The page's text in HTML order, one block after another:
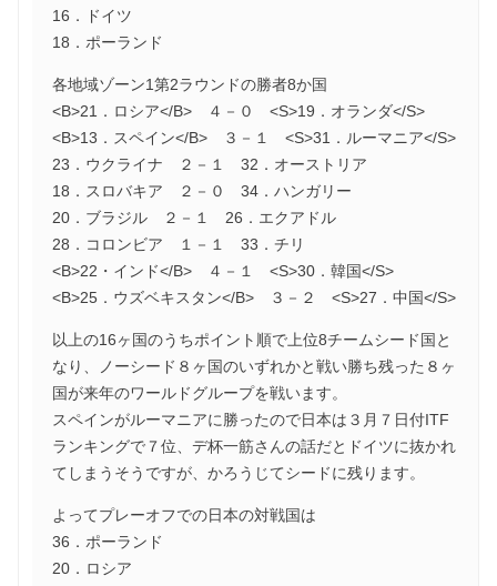
16．ドイツ
18．ポーランド
各地域ゾーン1第2ラウンドの勝者8か国
<B>21．ロシア</B> ４－０ <S>19．オランダ</S>
<B>13．スペイン</B> ３－１ <S>31．ルーマニア</S>
23．ウクライナ ２－１ 32．オーストリア
18．スロバキア ２－０ 34．ハンガリー
20．ブラジル ２－１ 26．エクアドル
28．コロンビア １－１ 33．チリ
<B>22・インド</B> ４－１ <S>30．韓国</S>
<B>25．ウズベキスタン</B> ３－２ <S>27．中国</S>
以上の16ヶ国のうちポイント順で上位8チームシード国と
なり、ノーシード８ヶ国のいずれかと戦い勝ち残った８ヶ
国が来年のワールドグループを戦います。
スペインがルーマニアに勝ったので日本は３月７日付ITF
ランキングで７位、デ杯一筋さんの話だとドイツに抜かれ
てしまうそうですが、かろうじてシードに残ります。
よってプレーオフでの日本の対戦国は
36．ポーランド
20．ロシア